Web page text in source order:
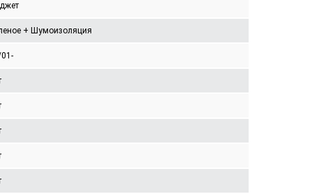
+ Шумоизоляция